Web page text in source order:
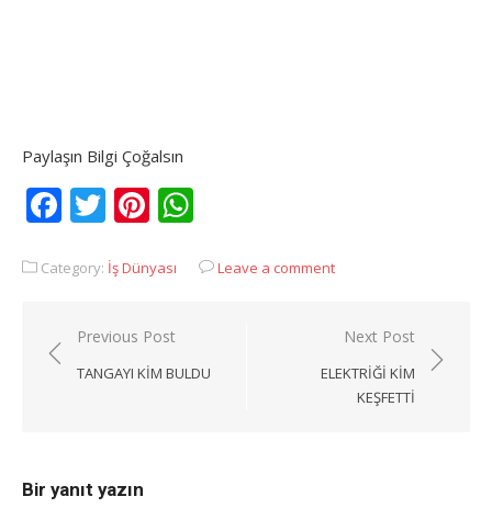
Paylaşın Bilgi Çoğalsın
Facebook
TwitterPinterest
Category: İş Dünyası Leave a comment
Yazı
gezinmesi
Previous Post
TANGAYI KIM BULDU
Next Post
ELEKTRIĞI KIM
KEŞFETTI
Bir yanıt yazın